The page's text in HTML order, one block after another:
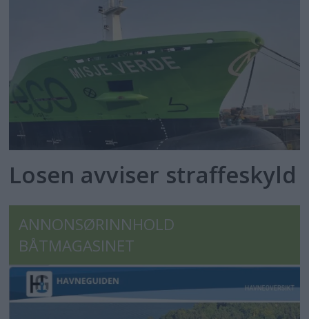
Losen avviser straffeskyld
ANNONSØRINNHOLD
BÅTMAGASINET